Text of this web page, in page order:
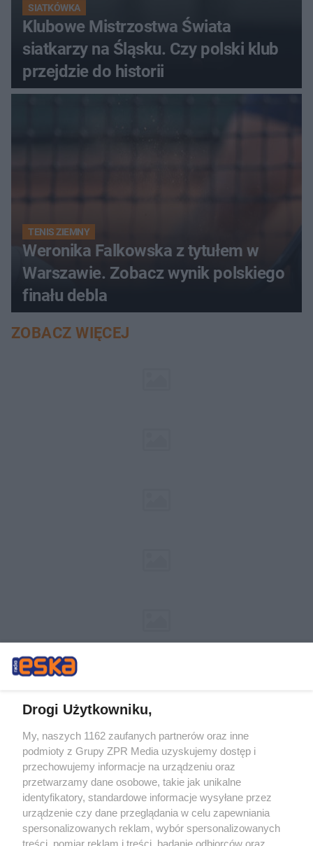
SIATKÓWKA
Klubowe Mistrzostwa Świata
siatkarzy na Śląsku. Czy polski klub
przejdzie do historii
TENIS ZIEMNY
Weronika Falkowska z tytułem w
Warszawie. Zobacz wynik polskiego
finału debla
ZOBACZ WIĘCEJ
Żaden utwór zamieszczony w serwisie nie może być powielany i
rozpowszechniany lub dalej rozpowszechniany w jakikolwiek sposób (w
tym także elektroniczny lub mechaniczny) na jakimkolwiek polu
eksploatacji w jakiejkolwiek formie, włącznie z umieszczaniem w Internecie
bez pisemnej zgody właściciela praw. Jakiekolwiek użycie lub
wykorzystanie utworów w całości lub w części z naruszeniem prawa, tzn.
bez właściwej zgody, jest zabronione pod groźbą kary i może być ścigane
prawnie.
Drogi Użytkowniku,
My, naszych 1162 zaufanych partnerów oraz inne
podmioty z Grupy ZPR Media uzyskujemy dostęp i
przechowujemy informacje na urządzeniu oraz
przetwarzamy dane osobowe, takie jak unikalne
identyfikatory, standardowe informacje wysyłane przez
urządzenie czy dane przeglądania w celu zapewniania
spersonalizowanych reklam, wybór spersonalizowanych
treści, pomiar reklam i treści, badanie odbiorców oraz